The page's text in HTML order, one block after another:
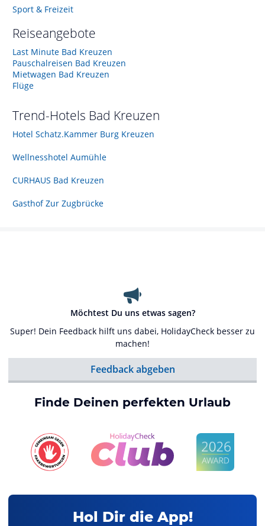
Sport & Freizeit
Reiseangebote
Last Minute Bad Kreuzen
Pauschalreisen Bad Kreuzen
Mietwagen Bad Kreuzen
Flüge
Trend-Hotels Bad Kreuzen
Hotel Schatz.Kammer Burg Kreuzen
Wellnesshotel Aumühle
CURHAUS Bad Kreuzen
Gasthof Zur Zugbrücke
Möchtest Du uns etwas sagen?
Super! Dein Feedback hilft uns dabei, HolidayCheck besser zu
machen!
Feedback abgeben
Finde Deinen perfekten Urlaub
Hol Dir die App!